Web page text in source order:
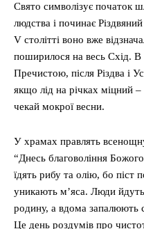
Свято символізує початок
людства і починає
V столітті воно вже
поширилося на весь Схід. В
Пречистою, після Різдва і
якщо лід на річках міцний
чекай мокрої весни.
У храмах правлять
“Днесь благовоління
їдять рибу та олію, бо піст
уникають м’яса. Люди
родину, а вдома запалюють
Це день роздумів про